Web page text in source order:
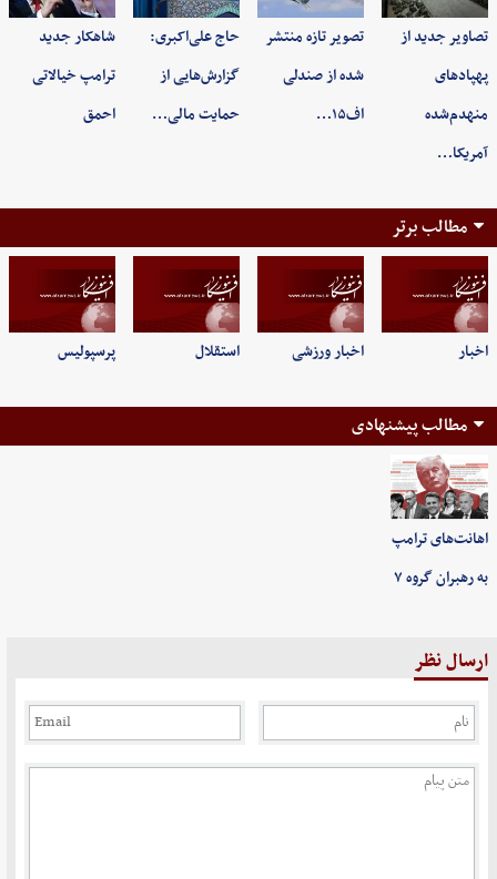
تصاویر جدید از
پهپادهای
منهدم‌شده
آمریکا…
تصویر تازه منتشر
شده از صندلی
اف۱۵…
حاج علی‌اکبری:
گزارش‌هایی از
حمایت مالی…
شاهکار جدید
ترامپ خیالاتی
احمق
مطالب برتر
اخبار اخبار ورزشی استقلال پرسپولیس
مطالب پیشنهادی
اهانت‌های ترامپ
به رهبران گروه ۷
ارسال نظر